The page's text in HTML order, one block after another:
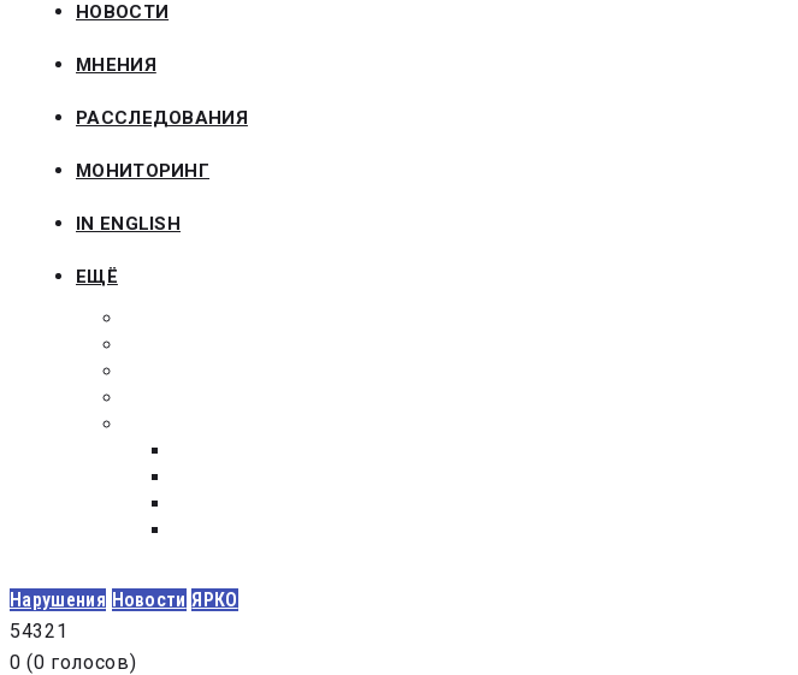
НОВОСТИ
МНЕНИЯ
РАССЛЕДОВАНИЯ
МОНИТОРИНГ
IN ENGLISH
ЕЩЁ
Нарушения Новости ЯРКО
54321
0 (0 голосов)